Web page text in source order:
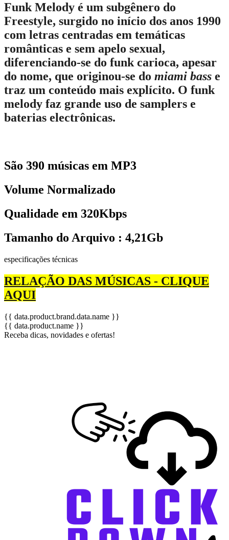
Funk Melody é um subgênero do
Freestyle, surgido no início dos anos 1990
com letras centradas em temáticas
românticas e sem apelo sexual,
diferenciando-se do funk carioca, apesar
do nome, que originou-se do miami bass e
traz um conteúdo mais explícito. O funk
melody faz grande uso de samplers e
baterias electrônicas.
São 390 músicas em MP3
Volume Normalizado
Qualidade em 320Kbps
Tamanho do Arquivo : 4,21Gb
especificações técnicas
RELAÇÃO DAS MÚSICAS - CLIQUE
AQUI
{{ data.product.brand.data.name }}
{{ data.product.name }}
Receba dicas, novidades e ofertas!